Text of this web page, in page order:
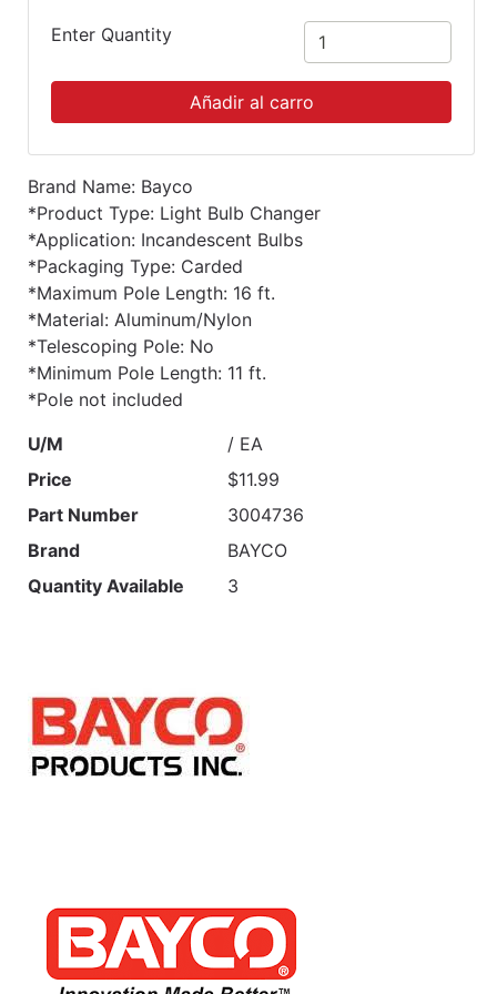
Enter Quantity
Añadir al carro
Brand Name: Bayco
*Product Type: Light Bulb Changer
*Application: Incandescent Bulbs
*Packaging Type: Carded
*Maximum Pole Length: 16 ft.
*Material: Aluminum/Nylon
*Telescoping Pole: No
*Minimum Pole Length: 11 ft.
*Pole not included
U/M
/ EA
Price
$11.99
Part Number
3004736
Brand
BAYCO
Quantity Available
3